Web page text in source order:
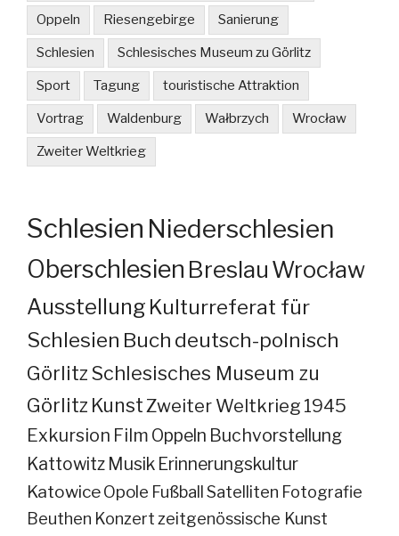
Oppeln Riesengebirge Sanierung
Schlesien Schlesisches Museum zu Görlitz
Sport Tagung touristische Attraktion
Vortrag Waldenburg Wałbrzych Wrocław
Zweiter Weltkrieg
Schlesien Niederschlesien
Oberschlesien Breslau Wrocław
Ausstellung Kulturreferat für
Schlesien Buch deutsch-polnisch
GörlitzSchlesisches Museum zu
Görlitz KunstZweiter Weltkrieg 1945
Exkursion Film Oppeln Buchvorstellung
Kattowitz Musik Erinnerungskultur
KatowiceOpole FußballSatelliten Fotografie
Beuthen Konzertzeitgenössische Kunst